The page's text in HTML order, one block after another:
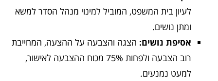
לעיון בית המשפט, המוביל למינוי מנהל הסדר למשא
ומתן נושים.
אסיפת נושים: הצגה והצבעה על ההצעה, המחייבת
רוב הצבעה ולפחות 75% מכוח ההצבעה לאישור,
למעט נמנעים.